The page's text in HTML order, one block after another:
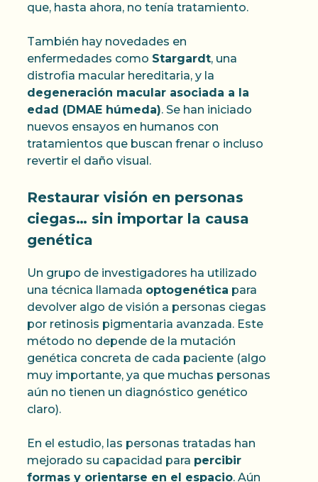
que, hasta ahora, no tenía tratamiento.
También hay novedades en
enfermedades como Stargardt, una
distrofia macular hereditaria, y la
degeneración macular asociada a la
edad (DMAE húmeda). Se han iniciado
nuevos ensayos en humanos con
tratamientos que buscan frenar o incluso
revertir el daño visual.
Restaurar visión en personas
ciegas… sin importar la causa
genética
Un grupo de investigadores ha utilizado
una técnica llamada optogenética para
devolver algo de visión a personas ciegas
por retinosis pigmentaria avanzada. Este
método no depende de la mutación
genética concreta de cada paciente (algo
muy importante, ya que muchas personas
aún no tienen un diagnóstico genético
claro).
En el estudio, las personas tratadas han
mejorado su capacidad para percibir
formas y orientarse en el espacio. Aún